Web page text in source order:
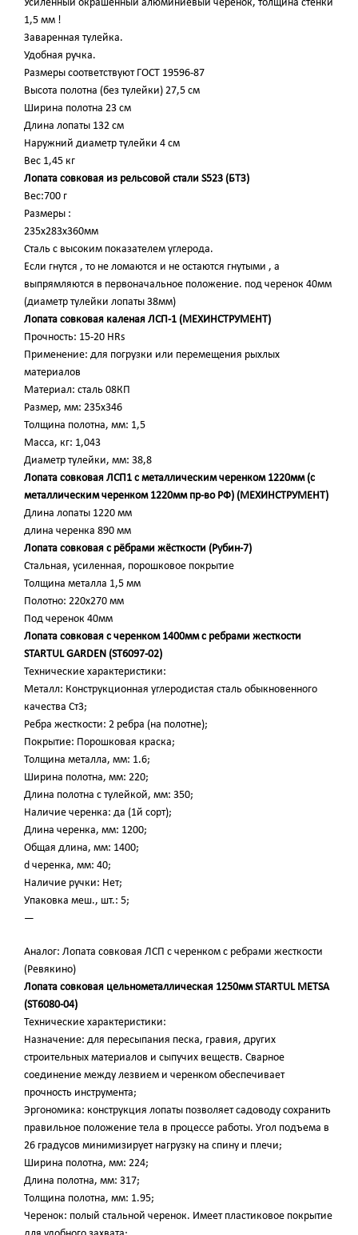
Усиленный окрашенный алюминиевый черенок, толщина стенки
1,5 мм !
Заваренная тулейка.
Удобная ручка.
Размеры соответствуют ГОСТ 19596-87
Высота полотна (без тулейки) 27,5 см
Ширина полотна 23 см
Длина лопаты 132 см
Наружний диаметр тулейки 4 см
Вес 1,45 кг
Лопата совковая из рельсовой стали S523 (БТЗ)
Вес:700 г
Размеры :
235x283x360мм
Сталь с высоким показателем углерода.
Если гнутся , то не ломаются и не остаются гнутыми , а
выпрямляются в первоначальное положение. под черенок 40мм
(диаметр тулейки лопаты 38мм)
Лопата совковая каленая ЛСП-1 (МЕХИНСТРУМЕНТ)
Прочность: 15-20 HRs
Применение: для погрузки или перемещения рыхлых
материалов
Материал: сталь 08КП
Размер, мм: 235х346
Толщина полотна, мм: 1,5
Масса, кг: 1,043
Диаметр тулейки, мм: 38,8
Лопата совковая ЛСП1 с металлическим черенком 1220мм (с
металлическим черенком 1220мм пр-во РФ) (МЕХИНСТРУМЕНТ)
Длина лопаты 1220 мм
длина черенка 890 мм
Лопата совковая с рёбрами жёсткости (Рубин-7)
Стальная, усиленная, порошковое покрытие
Толщина металла 1,5 мм
Полотно: 220х270 мм
Под черенок 40мм
Лопата совковая с черенком 1400мм с ребрами жесткости
STARTUL GARDEN (ST6097-02)
Технические характеристики:
Металл: Конструкционная углеродистая сталь обыкновенного
качества Ст3;
Ребра жесткости: 2 ребра (на полотне);
Покрытие: Порошковая краска;
Толщина металла, мм: 1.6;
Ширина полотна, мм: 220;
Длина полотна с тулейкой, мм: 350;
Наличие черенка: да (1й сорт);
Длина черенка, мм: 1200;
Общая длина, мм: 1400;
d черенка, мм: 40;
Наличие ручки: Нет;
Упаковка меш., шт.: 5;
—
Аналог: Лопата совковая ЛСП с черенком с ребрами жесткости
(Ревякино)
Лопата совковая цельнометаллическая 1250мм STARTUL METSA
(ST6080-04)
Технические характеристики:
Назначение: для пересыпания песка, гравия, других
строительных материалов и сыпучих веществ. Сварное
соединение между лезвием и черенком обеспечивает
прочность инструмента;
Эргономика: конструкция лопаты позволяет садоводу сохранить
правильное положение тела в процессе работы. Угол подъема в
26 градусов минимизирует нагрузку на спину и плечи;
Ширина полотна, мм: 224;
Длина полотна, мм: 317;
Толщина полотна, мм: 1.95;
Черенок: полый стальной черенок. Имеет пластиковое покрытие